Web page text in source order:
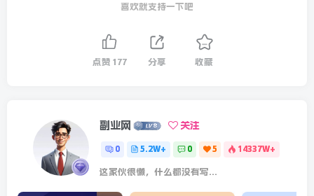
喜欢就支持一下吧
点赞 177 分享 收藏
副业网 关注
0 5.2W+ 0 5 14337W+
这家伙很懒，什么都没有写...